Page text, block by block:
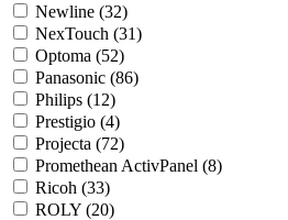
Newline (32)
NexTouch (31)
Optoma (52)
Panasonic (86)
Philips (12)
Prestigio (4)
Projecta (72)
Promethean ActivPanel (8)
Ricoh (33)
ROLY (20)